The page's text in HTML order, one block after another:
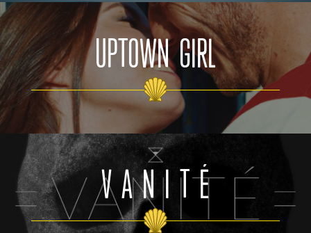
UPTOWN GIRL
V A N I T É